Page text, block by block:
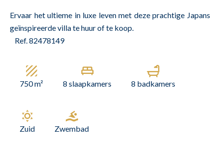
Ervaar het ultieme in luxe leven met deze prachtige Japans
geïnspireerde villa te huur of te koop.
Ref. 82478149
750 m² 8 slaapkamers 8 badkamers
Zuid Zwembad